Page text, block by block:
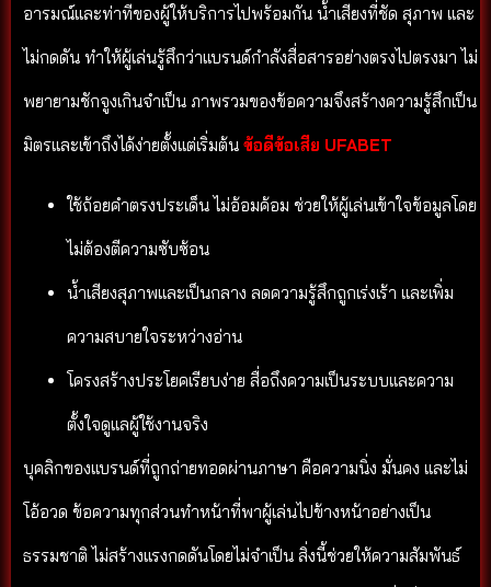
อารมณ์และท่าทีของผู้ให้บริการไปพร้อมกัน น้ำเสียงที่ชัด สุภาพ และ
ไม่กดดัน ทำให้ผู้เล่นรู้สึกว่าแบรนด์กำลังสื่อสารอย่างตรงไปตรงมา ไม่
พยายามชักจูงเกินจำเป็น ภาพรวมของข้อความจึงสร้างความรู้สึกเป็น
มิตรและเข้าถึงได้ง่ายตั้งแต่เริ่มต้น ข้อดีข้อเสีย UFABET
ใช้ถ้อยคำตรงประเด็น ไม่อ้อมค้อม ช่วยให้ผู้เล่นเข้าใจข้อมูลโดย
ไม่ต้องตีความซับซ้อน
น้ำเสียงสุภาพและเป็นกลาง ลดความรู้สึกถูกเร่งเร้า และเพิ่ม
ความสบายใจระหว่างอ่าน
โครงสร้างประโยคเรียบง่าย สื่อถึงความเป็นระบบและความ
ตั้งใจดูแลผู้ใช้งานจริง
บุคลิกของแบรนด์ที่ถูกถ่ายทอดผ่านภาษา คือความนิ่ง มั่นคง และไม่
โอ้อวด ข้อความทุกส่วนทำหน้าที่พาผู้เล่นไปข้างหน้าอย่างเป็น
ธรรมชาติ ไม่สร้างแรงกดดันโดยไม่จำเป็น สิ่งนี้ช่วยให้ความสัมพันธ์